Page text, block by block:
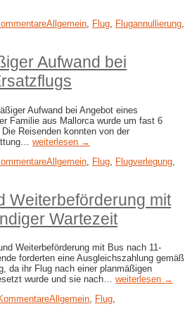
Allgemein, Flug, Flugannullierung,
Aufwand bei
Aufwand bei Angebot eines
Familie aus Mallorca wurde um fast 6
Reisenden konnten von der
weiterlesen →
Allgemein Flug Flugverlegung
Weiterbeförderung mit
Wartezeit
Weiterbeförderung mit Bus nach 11-
forderten eine Ausgleichszahlung gemäß
da ihr Flug nach einer planmäßigen
wurde und sie nach… weiterlesen →
Allgemein Flug